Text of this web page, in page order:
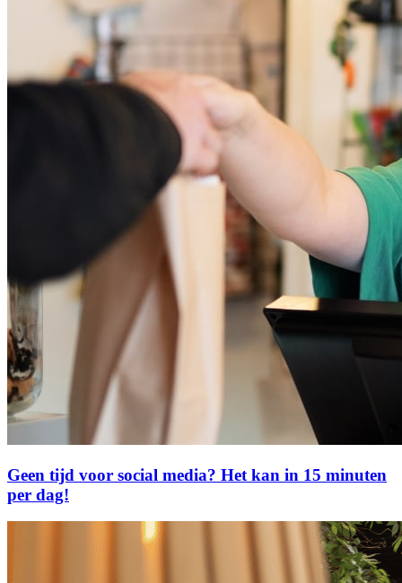
Geen tijd voor social media? Het kan in 15 minuten
per dag!